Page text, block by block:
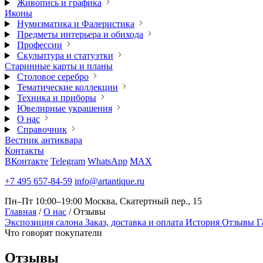
Живопись и графика
Иконы
Нумизматика и Фалеристика
Предметы интерьера и обихода
Профессии
Скульптура и статуэтки
Старинные карты и планы
Столовое серебро
Тематические коллекции
Техника и приборы
Ювелирные украшения
О нас
Справочник
Вестник антиквара
Контакты
ВКонтакте Telegram WhatsApp MAX
+7 495 657-84-59 info@artantique.ru
Пн–Пт 10:00–19:00 Москва, Скатертный пер., 15
Главная / О нас / Отзывы
Экспозиция салона Заказ, доставка и оплата История Отзывы
Что говорят покупатели
Отзывы